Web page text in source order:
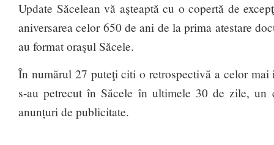
Update Săcelean vă aşteaptă cu o copertă de
aniversarea celor 650 de ani de la prima atestare
au format oraşul Săcele.
În numărul 27 puteţi citi o retrospectivă a celor mai
s-au petrecut în Săcele în ultimele 30 de zile, un
anunțuri de publicitate.